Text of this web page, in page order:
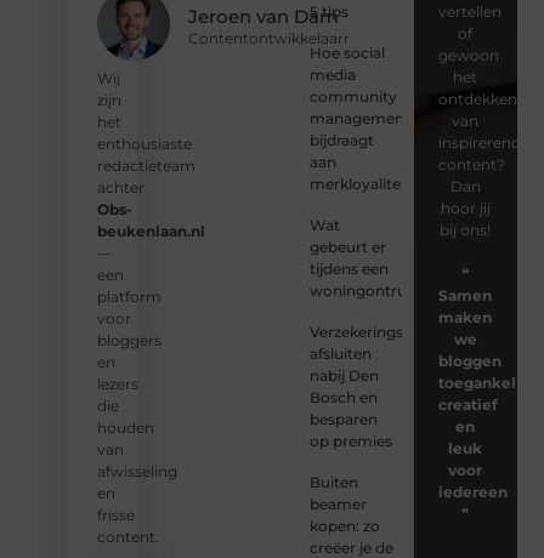
Jeroen van Dam
Contentontwikkelaarr
Wij
zijn
het
enthousiaste
redactieteam
achter
Obs-
beukenlaan.nl
—
een
platform
voor
bloggers
en
lezers
die
houden
van
afwisseling
en
frisse
content.
5 tips
Hoe social
media
community
management
bijdraagt
aan
merkloyaliteit
Wat
gebeurt er
tijdens een
woningontruiming?
Verzekeringspakket
afsluiten
nabij Den
Bosch en
besparen
op premies
Buiten
beamer
kopen: zo
creëer je de
vertellen
of
gewoon
het
ontdekken
van
inspirerende
content?
Dan
hoor jij
bij ons!
❝
Samen
maken
we
bloggen
toegankelijk,
creatief
en
leuk
voor
iedereen
❞